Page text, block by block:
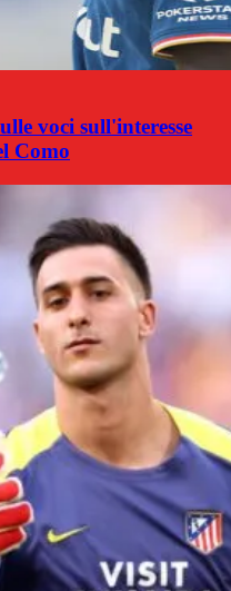
voci sull'interesse
Como